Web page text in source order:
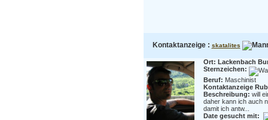
Kontaktanzeige : skatalites
Ort: Lackenbach
Sternzeichen:
Beruf: Maschinist
Kontaktanzeige
Beschreibung: will
daher kann ich auch
damit ich antw...
Date gesucht mit: